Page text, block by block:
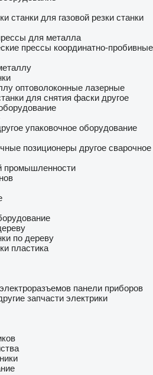
станки для газовой резки станки
для металла
прессы координатно-пробивные
оптоволоконные лазерные
для снятия фаски другое
упаковочное оборудование
позиционеры другое сварочное
промышленности
по дереву
пластика
панели приборов
запчасти электрики